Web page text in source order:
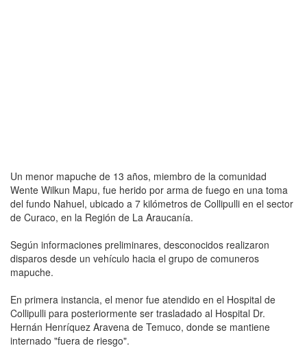
Un menor mapuche de 13 años, miembro de la comunidad
Wente Wilkun Mapu, fue herido por arma de fuego en una toma
del fundo Nahuel, ubicado a 7 kilómetros de Collipulli en el sector
de Curaco, en la Región de La Araucanía.
Según informaciones preliminares, desconocidos realizaron
disparos desde un vehículo hacia el grupo de comuneros
mapuche.
En primera instancia, el menor fue atendido en el Hospital de
Collipulli para posteriormente ser trasladado al Hospital Dr.
Hernán Henríquez Aravena de Temuco, donde se mantiene
internado "fuera de riesgo".